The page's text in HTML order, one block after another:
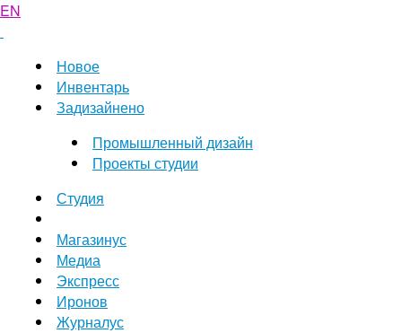
EN
Новое
Инвентарь
Задизайнено
Промышленный дизайн
Проекты студии
Студия
Магазинус
Медиа
Экспресс
Иронов
Журналус